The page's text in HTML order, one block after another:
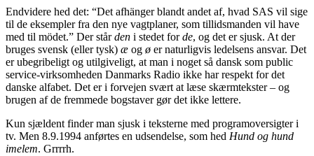
Endvidere hed det: “Det afhänger blandt andet af, hvad SAS vil sige
til de eksempler fra den nye vagtplaner, som tillidsmanden vil have
med til mödet.” Der stården i stedet forde, og det er sjusk. At der
bruges svensk (eller tysk) æ og ø er naturligvis ledelsens ansvar. Det
er ubegribeligt og utilgiveligt, at man i noget så dansk som public
service-virksomheden Danmarks Radio ikke har respekt for det
danske alfabet. Det er i forvejen svært at læse skærmtekster – og
brugen af de fremmede bogstaver gør det ikke lettere.
Kun sjældent finder man sjusk i teksterne med programoversigter i
tv. Men 8.9.1994 anførtes en udsendelse, som hed Hund og hund
imelem. Grrrrh.